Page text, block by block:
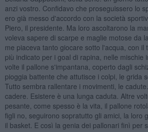
anzi vostro. Confidavo che proseguissero lo
ero già messo d'accordo con la società
Piero, il presidente. Ma loro ascoltarono la
voleva sapere di scarpe e maglie motose da
me piaceva tanto giocare sotto l'acqua, con il
più indicato per i goal di rapina, nelle mischie
volte il pallone s'impantana, coperto dagli
pioggia battente che attutisce i colpi, le grida
Tutto sembra rallentare i movimenti, le
cadere. Esistere è una lunga caduta. Altre
pesante, come spesso è la vita, il pallone
figli no, seguirono sopratutto gli amici, la loro
il basket. E così la genia dei pallonari finì per